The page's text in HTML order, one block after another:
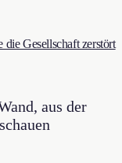
Gesellschaft zerstört